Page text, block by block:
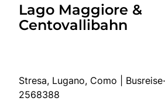
Highlights
Service
Lago Maggiore &
Centovallibahn
Stresa, Lugano, Como |
2568388